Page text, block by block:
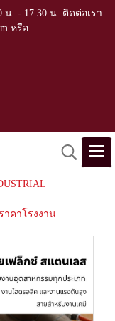
น. - 17.30 น. ติดต่อเรา
หรือ
าคาโรงงาน